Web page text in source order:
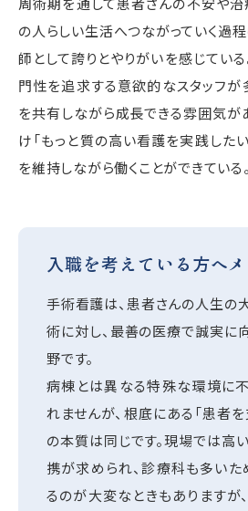
の人らしい生活へつながっていく過
師として誇りとやりがいを感じてい
門性を追求する意欲的なスタッフが
を共有しながら成長できる雰囲気が
け「もっと質の高い看護を実践した
を維持しながら働くことができている。
入職を考えている方へ
手術看護は、患者さんの人生の
術に対し、最善の医療で誠実に
野です。
病棟とは異なる特殊な環境に
れませんが、根底にある「患者
の本質は同じです。現場では高
携が求められ、診療科も多いた
るのが大変なときもありますが